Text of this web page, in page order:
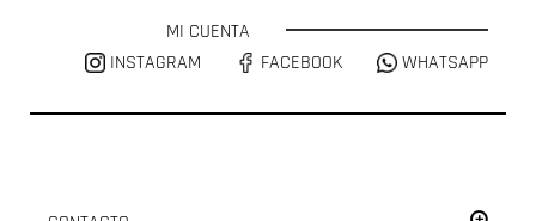
MI CUENTA
INSTAGRAM
FACEBOOK WHATSAPP